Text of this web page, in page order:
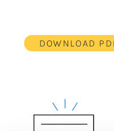
DOWNLOAD